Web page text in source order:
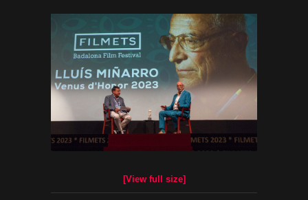
[View full size]